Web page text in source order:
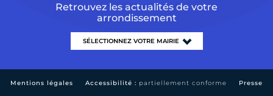
Retrouvez les actualités de votre
arrondissement
Mentions légales Accessibilité : partiellement conforme Presse